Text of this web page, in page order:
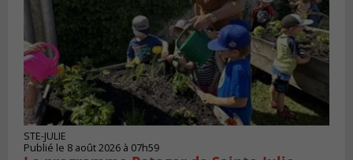
STE-JULIE
Publié le 8 août 2026 à 07h59